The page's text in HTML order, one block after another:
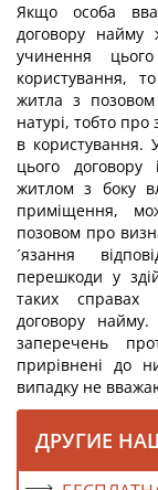
Якщо особа
договору
учинення
користування,
житла з
натурі, тобто про
в користування.
цього
житлом з боку
приміщення,
позовом про
´язання
перешкоди у
таких справах
договору
заперечень
прирівнені до
випадку не
ДРУГИЕ